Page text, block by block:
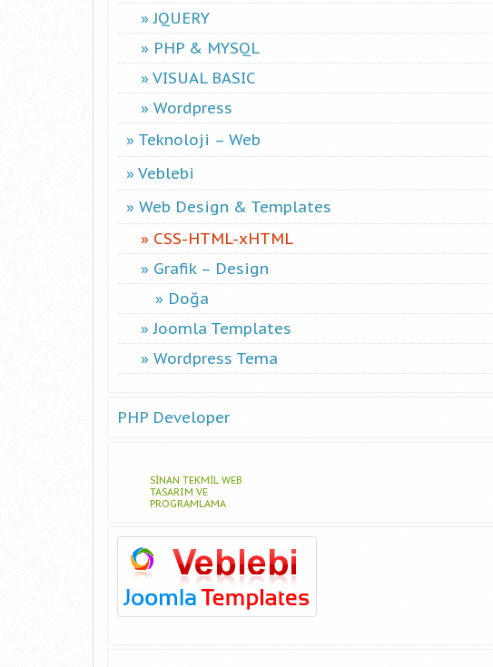
JQUERY
PHP & MYSQL
VISUAL BASIC
Wordpress
Teknoloji – Web
Veblebi
Web Design & Templates
CSS-HTML-xHTML
Grafik – Design
Doğa
Joomla Templates
Wordpress Tema
PHP Developer
SINAN TEKMIL WEB
TASARIM VE
PROGRAMLAMA